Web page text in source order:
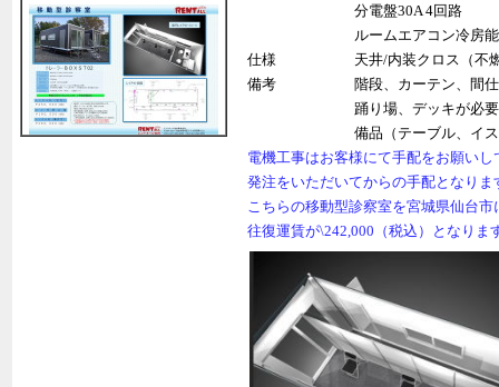
分電盤30A 4回路
ルームエアコン冷房
仕様
天井/内装クロス（
備考
階段、カーテン、間
踊り場、デッキが必
備品（テーブル、イ
電機工事はお客様にて手配をお願いし
発注をいただいてからの手配となり
こちらの移動型診察室を宮城県仙台
往復運賃が\242,000（税込）となりま